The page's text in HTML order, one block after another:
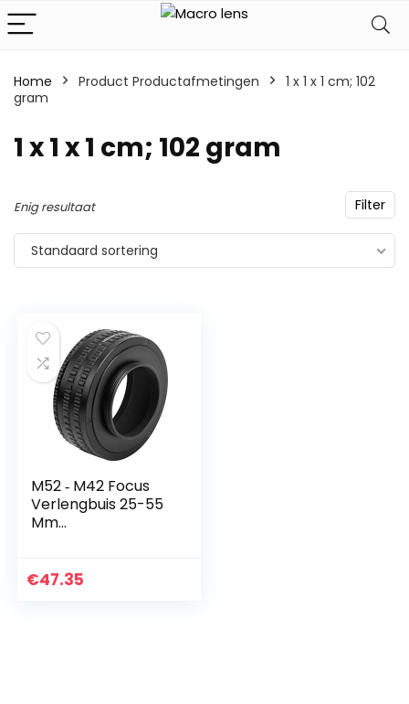
Home Product Productafmetingen
‎1 x 1 x 1 cm; 102
gram
‎1 x 1 x 1 cm; 102 gram
Filter
Enig resultaat
Standaard sortering
M52 ‑ M42 Focus
Verlengbuis 25-55
Mm
Versterkingslens
€47.35